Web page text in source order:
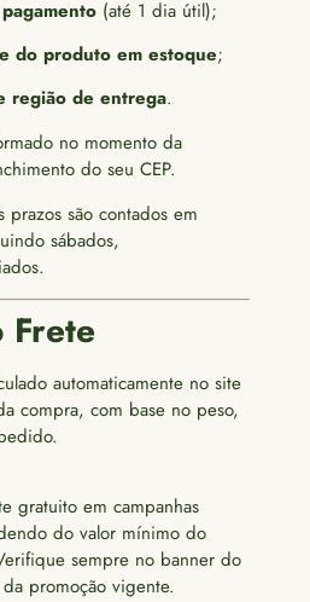
(até 1 dia útil);
do produto em estoque;
região de entrega.
no momento da
do seu CEP.
prazos são contados em
sábados,
Frete
automaticamente no site
compra, com base no peso,
gratuito em campanhas
do valor mínimo do
sempre no banner do
promoção vigente.